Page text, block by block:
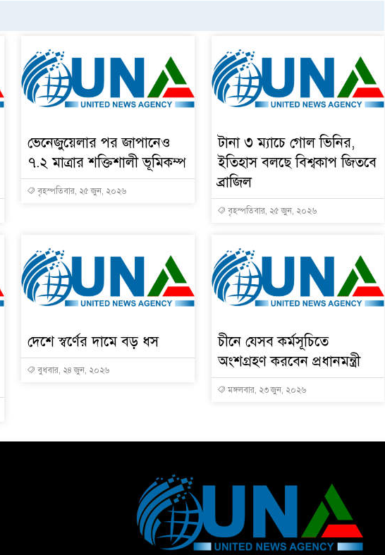
ভেনেজুয়েলার পর জাপানেও
৭.২ মাত্রার শক্তিশালী ভূমিকম্প
বৃহস্পতিবার, ২৫ জুন, ২০২৬
টানা ৩ ম্যাচে গোল ভিনির,
ইতিহাস বলছে বিশ্বকাপ জিতবে
ব্রাজিল
বৃহস্পতিবার, ২৫ জুন, ২০২৬
দেশে স্বর্ণের দামে বড় ধস
বুধবার, ২৪ জুন, ২০২৬
চীনে যেসব কর্মসূচিতে
অংশগ্রহণ করবেন প্রধানমন্ত্রী
মঙ্গলবার, ২৩ জুন, ২০২৬